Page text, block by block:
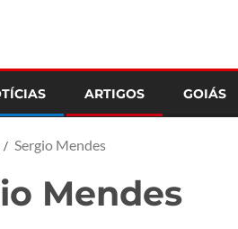
ARTIGOS GOIÁS
Sergio Mendes
Mendes